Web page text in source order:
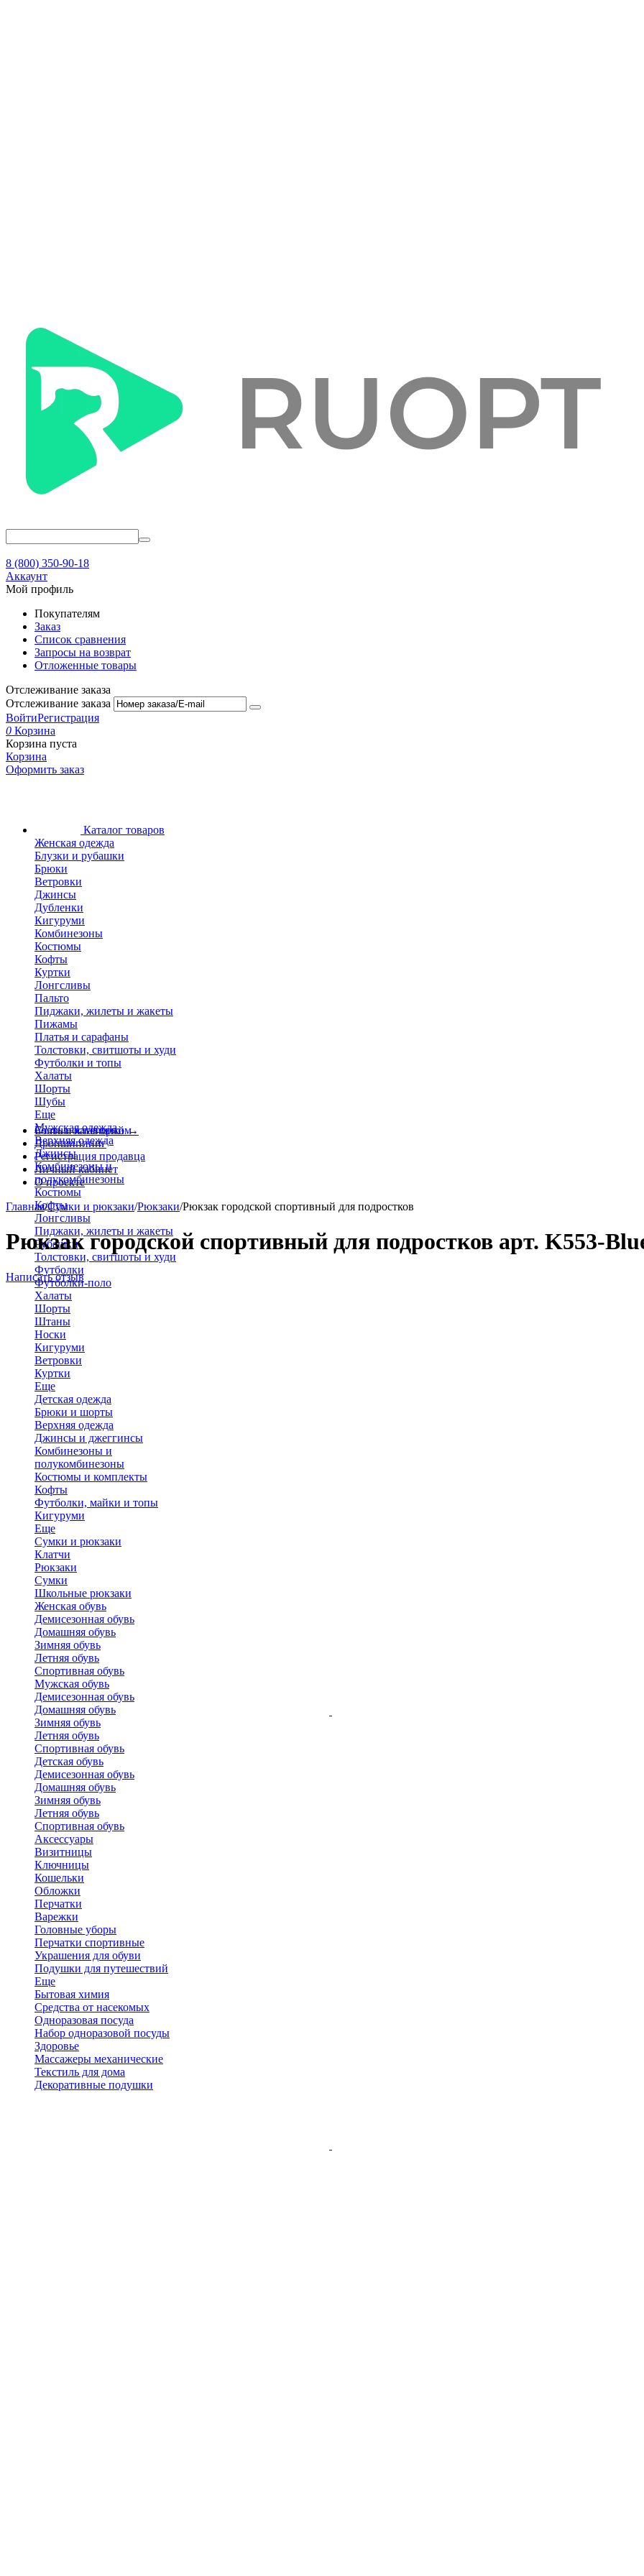
8 (800) 350-90-18
Аккаунт
Мой профиль
Покупателям
Заказ
Список сравнения
Запросы на возврат
Отложенные товары
Отслеживание заказа
Отслеживание заказа
ВойтиРегистрация
0 Корзина
Корзина пуста
Корзина
Оформить заказ
Каталог товаров
Женская одежда
Блузки и рубашки
Брюки
Ветровки
Джинсы
Дубленки
Кигуруми
Комбинезоны
Костюмы
Кофты
Куртки
Лонгсливы
Пальто
Пиджаки, жилеты и жакеты
Пижамы
Платья и сарафаны
Толстовки, свитшоты и худи
Футболки и топы
Халаты
Шорты
Шубы
Еще
Мужская одежда
Верхняя одежда
Джинсы
Комбинезоны и
полукомбинезоны
Костюмы
Кофты
Лонгсливы
Пиджаки, жилеты и жакеты
Рубашки
Толстовки, свитшоты и худи
Футболки
Футболки-поло
Халаты
Шорты
Штаны
Носки
Кигуруми
Ветровки
Куртки
Еще
Детская одежда
Брюки и шорты
Верхняя одежда
Джинсы и джеггинсы
Комбинезоны и
полукомбинезоны
Костюмы и комплекты
Кофты
Футболки, майки и топы
Кигуруми
Еще
Сумки и рюкзаки
Клатчи
Рюкзаки
Сумки
Школьные рюкзаки
Женская обувь
Демисезонная обувь
Домашняя обувь
Зимняя обувь
Летняя обувь
Спортивная обувь
Мужская обувь
Демисезонная обувь
Домашняя обувь
Зимняя обувь
Летняя обувь
Спортивная обувь
Детская обувь
Демисезонная обувь
Домашняя обувь
Зимняя обувь
Летняя обувь
Спортивная обувь
Аксессуары
Визитницы
Ключницы
Кошельки
Обложки
Перчатки
Варежки
Головные уборы
Перчатки спортивные
Украшения для обуви
Подушки для путешествий
Еще
Бытовая химия
Средства от насекомых
Одноразовая посуда
Набор одноразовой посуды
Здоровье
Массажеры механические
Текстиль для дома
Декоративные подушки
Больше категорий→
Стать поставщиком
Дропшиппинг
Регистрация продавца
Личный кабинет
О проекте
Главная/Сумки и рюкзаки/Рюкзаки/Рюкзак городской спортивный для подростков
Рюкзак городской спортивный для подростков арт. K553-
Написать отзыв